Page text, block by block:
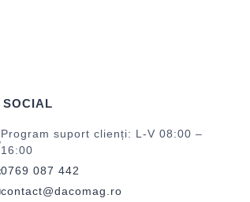
SOCIAL
Program suport clienți: L-V 08:00 –
16:00
0769 087 442
contact@dacomag.ro